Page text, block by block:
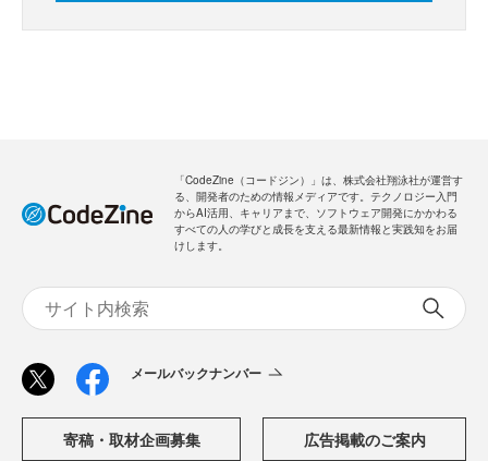
「CodeZine（コードジン）」は、株式会社翔泳社が運営す
る、開発者のための情報メディアです。テクノロジー入門
からAI活用、キャリアまで、ソフトウェア開発にかかわる
すべての人の学びと成長を支える最新情報と実践知をお届
けします。
メールバックナンバー
寄稿・取材企画募集 広告掲載のご案内